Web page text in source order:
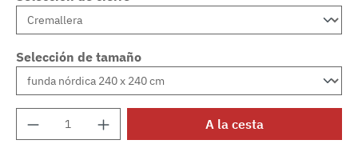
Selección de tamaño
Cantidad del producto: introduce la
A la cesta